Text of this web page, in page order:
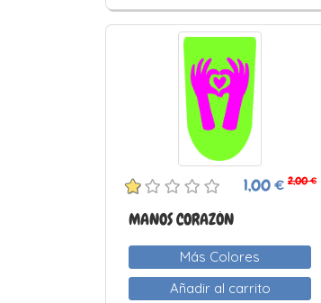
1,00 € 2,00 €
MANOS CORAZÓN
Más Colores
Añadir al carrito